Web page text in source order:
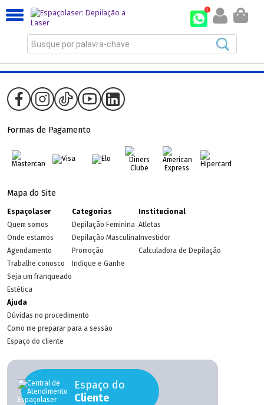
Busque por palavra-chave
Formas de Pagamento
Mapa do Site
Espaçolaser
Quem somos
Onde estamos
Agendamento
Trabalhe conosco
Seja um franqueado
Estética
Categorias
Depilação Feminina
Depilação Masculina
Promoção
Indique e Ganhe
Institucional
Atletas
Investidor
Calculadora de Depilação
Ajuda
Dúvidas no procedimento
Como me preparar para a sessão
Espaço do cliente
Espaço do
Cliente